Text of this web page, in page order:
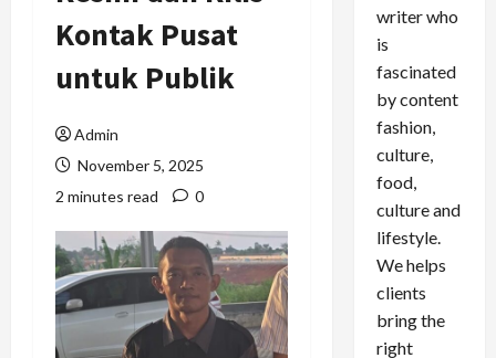
Kontak Pusat
untuk Publik
Admin
November 5, 2025
2 minutes read
0
writer who
is
fascinated
by content
fashion,
culture,
food,
culture and
lifestyle.
We helps
clients
bring the
right